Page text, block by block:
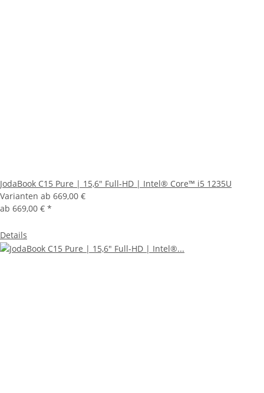
JodaBook C15 Pure | 15,6" Full-HD | Intel® Core™ i5 1235U
Varianten ab 669,00 €
ab 669,00 € *
Details